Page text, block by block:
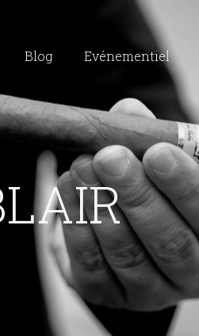
Blog Evénementiel